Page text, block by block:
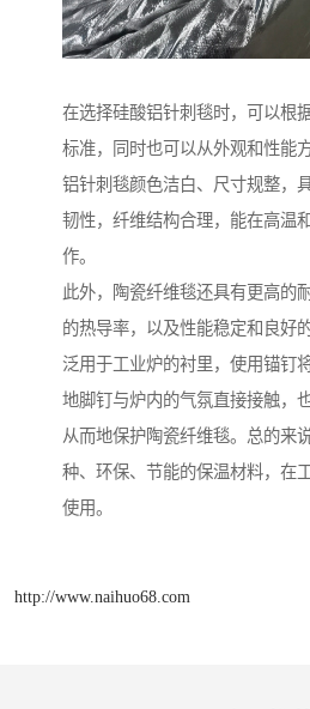
在选择硅酸铝针刺毯时，可以根
标准，同时也可以从外观和性能
铝针刺毯颜色洁白、尺寸规整，
韧性，纤维结构合理，能在高温
作。
此外，陶瓷纤维毯还具有更高的
的热导率，以及性能稳定和良好
泛用于工业炉的衬里，使用锚钉
地脚钉与炉内的气氛直接接触，
从而地保护陶瓷纤维毯。总的来
种、环保、节能的保温材料，在
使用。
http://www.naihuo68.com